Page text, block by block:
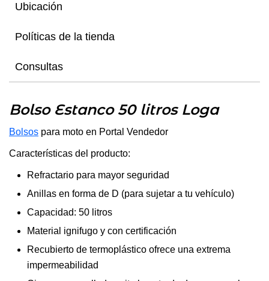
Ubicación
Políticas de la tienda
Consultas
Bolso Estanco 50 litros Loga
Bolsos para moto en Portal Vendedor
Características del producto:
Refractario para mayor seguridad
Anillas en forma de D (para sujetar a tu vehículo)
Capacidad: 50 litros
Material ignifugo y con certificación
Recubierto de termoplástico ofrece una extrema
impermeabilidad